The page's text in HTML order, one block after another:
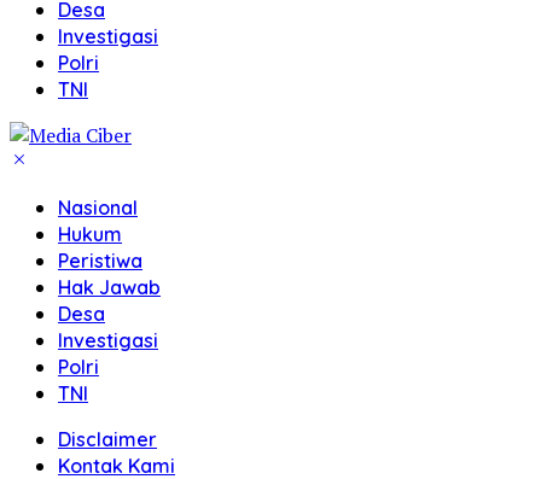
Desa
Investigasi
Polri
TNI
Nasional
Hukum
Peristiwa
Hak Jawab
Desa
Investigasi
Polri
TNI
Disclaimer
Kontak Kami